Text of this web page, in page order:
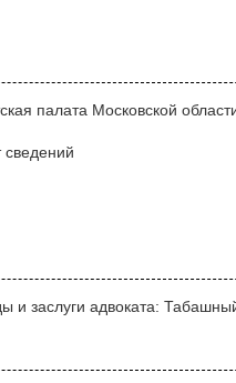
палата Московской
сведений
и заслуги адвоката: